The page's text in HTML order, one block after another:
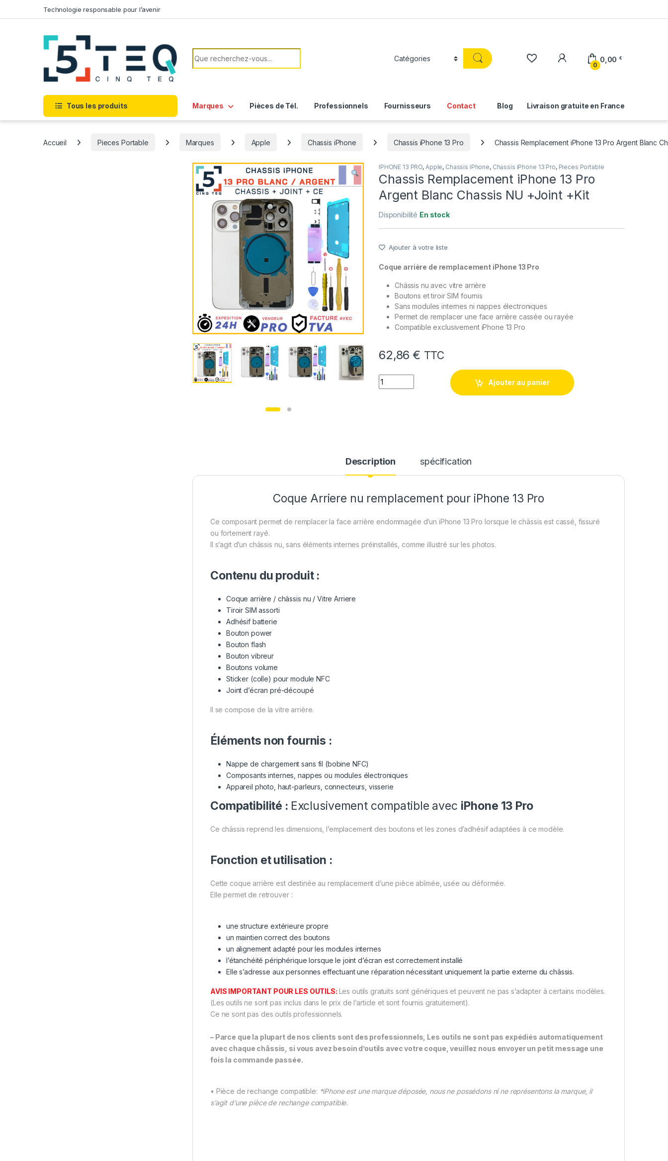
Technologie responsable pour l’avenir
Rechercher:
0
0,00 €
Tous les produits Marques Pièces de Tél. Professionnels Fournisseurs Contact Livraison gratuite en France
Blog
Accueil Pieces Portable Marques Apple Chassis iPhone Chassis iPhone 13 Pro Chassis Remplacement iPhone 13 Pro Argent Blanc
IPHONE 13 PRO, Apple, Chassis iPhone, Chassis iPhone 13 Pro, Pieces Portable
Chassis Remplacement iPhone 13 Pro
Argent Blanc Chassis NU +Joint +Kit
Disponibilité En stock
Ajouter à votre liste
Coque arrière de remplacement iPhone 13 Pro
Châssis nu avec vitre arrière
Boutons et tiroir SIM fournis
Sans modules internes ni nappes électroniques
Permet de remplacer une face arrière cassée ou rayée
Compatible exclusivement iPhone 13 Pro
62,86 € TTC
quantité de Chassis Remplacement iPhone 13 Pro Argent Blanc Chassis NU
Ajouter au panier
Description spécification
Coque Arriere nu remplacement pour iPhone 13 Pro
Ce composant permet de remplacer la face arrière endommagée d’un iPhone 13 Pro lorsque le châssis est cassé, fissuré
ou fortement rayé.
Il s’agit d’un châssis nu, sans éléments internes préinstallés, comme illustré sur les photos.
Contenu du produit :
Coque arrière / châssis nu / Vitre Arriere
Tiroir SIM assorti
Adhésif batterie
Bouton power
Bouton flash
Bouton vibreur
Boutons volume
Sticker (colle) pour module NFC
Joint d’écran pré-découpé
Il se compose de la vitre arrière.
Éléments non fournis :
Nappe de chargement sans fil (bobine NFC)
Composants internes, nappes ou modules électroniques
Appareil photo, haut-parleurs, connecteurs, visserie
Compatibilité : Exclusivement compatible avec iPhone 13 Pro
Ce châssis reprend les dimensions, l’emplacement des boutons et les zones d’adhésif adaptées à ce modèle.
Fonction et utilisation :
Cette coque arrière est destinée au remplacement d’une pièce abîmée, usée ou déformée.
Elle permet de retrouver :
une structure extérieure propre
un maintien correct des boutons
un alignement adapté pour les modules internes
l’étanchéité périphérique lorsque le joint d’écran est correctement installé
Elle s’adresse aux personnes effectuant une réparation nécessitant uniquement la partie externe du châssis.
AVIS IMPORTANT POUR LES OUTILS: Les outils gratuits sont génériques et peuvent ne pas s’adapter à certains modèles.
(Les outils ne sont pas inclus dans le prix de l’article et sont fournis gratuitement).
Ce ne sont pas des outils professionnels.
– Parce que la plupart de nos clients sont des professionnels, Les outils ne sont pas expédiés automatiquement
avec chaque châssis, si vous avez besoin d’outils avec votre coque, veuillez nous envoyer un petit message une
fois la commande passée.
• Pièce de rechange compatible: *iPhone est une marque déposée, nous ne possédons ni ne représentons la marque, il
s’agit d’une pièce de rechange compatible.